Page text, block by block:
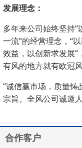
发展理念：
多年来公司始终坚持
一流”的经营理念，“
效益，以创新求发展
有风的地方就有欧冠风
“诚信赢市场，质量铸
宗旨。全风公司诚邀人
合作客户